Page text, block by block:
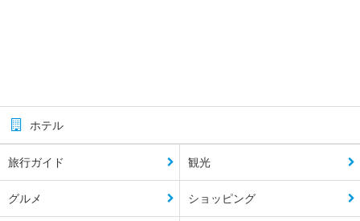
ホテル
旅行ガイド 観光
グルメ ショッピング